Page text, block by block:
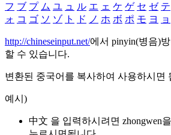
フ ブ プ ム ユ ュ ル エ ェ ケ ゲ セ ゼ テ
ォ コ ゴ ソ ゾ ト ド ノ ホ ボ ポ モ ヨ ョ
http://chineseinput.net/에서 pinyin(병음)
할 수 있습니다.
변환된 중국어를 복사하여 사용하시면
예시)
中文 을 입력하시려면 zhongwen